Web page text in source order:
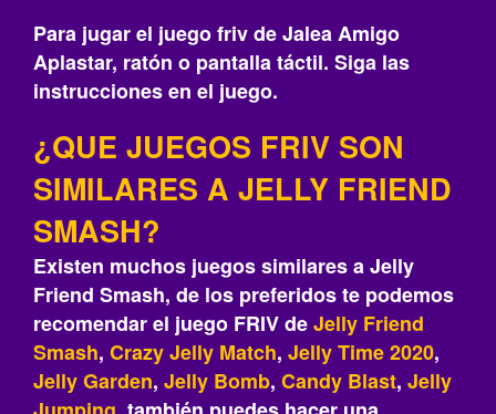
Para jugar el juego friv de Jalea Amigo
Aplastar, ratón o pantalla táctil. Siga las
instrucciones en el juego.
¿QUE JUEGOS FRIV SON
SIMILARES A JELLY FRIEND
SMASH?
Existen muchos juegos similares a Jelly
Friend Smash, de los preferidos te podemos
recomendar el juego FRIV deJelly Friend
Smash, Crazy Jelly Match, Jelly Time 2020,
Jelly Garden, Jelly Bomb, Candy Blast, Jelly